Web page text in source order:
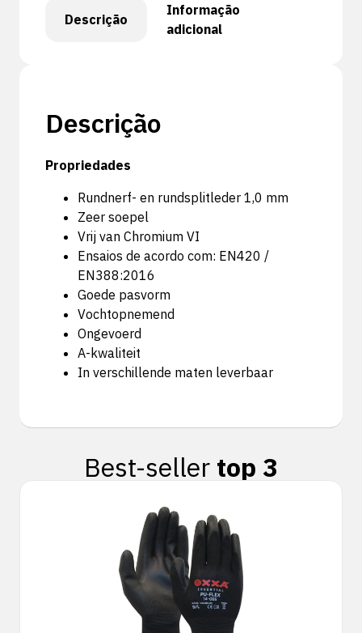
Descrição
Informação
adicional
Descrição
Propriedades
Rundnerf- en rundsplitleder 1,0 mm
Zeer soepel
Vrij van Chromium VI
Ensaios de acordo com: EN420 /
EN388:2016
Goede pasvorm
Vochtopnemend
Ongevoerd
A-kwaliteit
In verschillende maten leverbaar
Best-seller top 3